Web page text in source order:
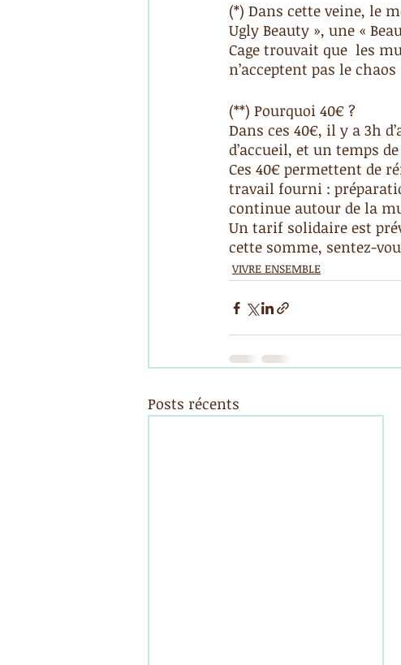
(*) Dans cette veine, le
Ugly Beauty », une «
Cage trouvait que  les
n’acceptent pas le
(**) Pourquoi 40€ ?
Dans ces 40€, il y a 3h
d’accueil, et un temps
Ces 40€ permettent de
travail fourni :
continue autour de la
Un tarif solidaire est
cette somme, sentez-
VIVRE ENSEMBLE
Posts récents